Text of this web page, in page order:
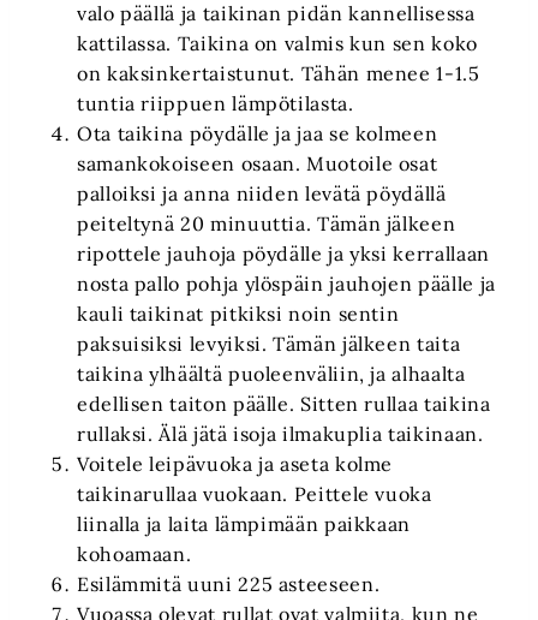
valo päällä ja taikinan pidän kannellisessa
kattilassa. Taikina on valmis kun sen koko
on kaksinkertaistunut. Tähän menee 1-1.5
tuntia riippuen lämpötilasta.
Ota taikina pöydälle ja jaa se kolmeen
samankokoiseen osaan. Muotoile osat
palloiksi ja anna niiden levätä pöydällä
peiteltynä 20 minuuttia. Tämän jälkeen
ripottele jauhoja pöydälle ja yksi kerrallaan
nosta pallo pohja ylöspäin jauhojen päälle ja
kauli taikinat pitkiksi noin sentin
paksuisiksi levyiksi. Tämän jälkeen taita
taikina ylhäältä puoleenväliin, ja alhaalta
edellisen taiton päälle. Sitten rullaa taikina
rullaksi. Älä jätä isoja ilmakuplia taikinaan.
Voitele leipävuoka ja aseta kolme
taikinarullaa vuokaan. Peittele vuoka
liinalla ja laita lämpimään paikkaan
kohoamaan.
Esilämmitä uuni 225 asteeseen.
Vuoassa olevat rullat ovat valmiita, kun ne